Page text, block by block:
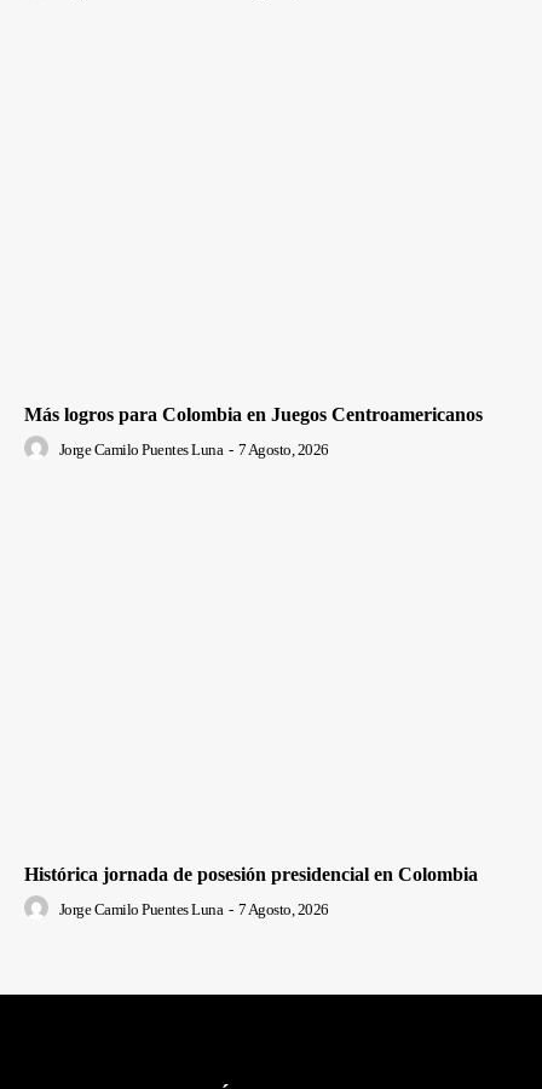
Más logros para Colombia en Juegos Centroamericanos
Jorge Camilo Puentes Luna - 7 Agosto, 2026
Histórica jornada de posesión presidencial en Colombia
Jorge Camilo Puentes Luna - 7 Agosto, 2026